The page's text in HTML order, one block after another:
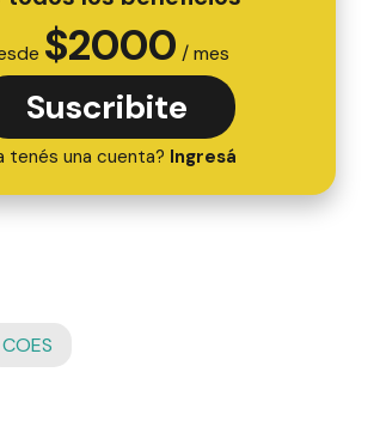
$2000 / mes
Suscribite
tenés una cuenta? Ingresá
COES